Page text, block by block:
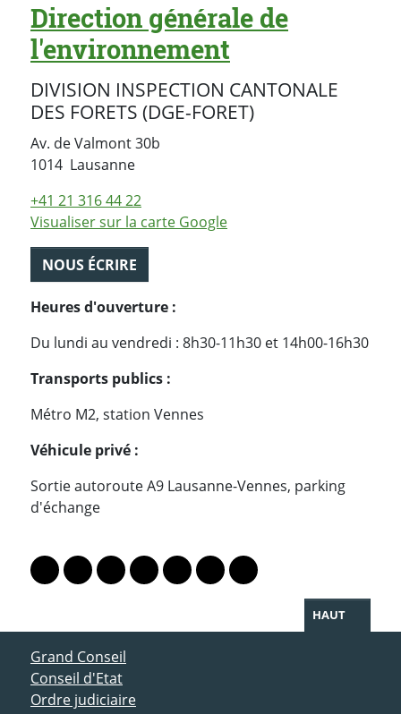
Direction générale de
l'environnement
DIVISION INSPECTION CANTONALE
DES FORETS (DGE-FORET)
Av. de Valmont 30b
1014 LausanneSuisse
+41 21 316 44 22
Visualiser sur la carte Google
NOUS ÉCRIRE
Heures d'ouverture :
Du lundi au vendredi : 8h30-11h30 et 14h00-16h30
Transports publics :
Métro M2, station Vennes
Véhicule privé :
Sortie autoroute A9 Lausanne-Vennes, parking
d'échange
Lien vers le profil Mastodon
Lien vers le profil Bluesky
Lien vers le profil Instagram
Lien vers le profil Linkedin
Lien vers le profil Facebook
Lien vers le profil Twitter
Partager par WhatsApp
HAUT
ACCÈS DIRECT
Grand Conseil
Conseil d'Etat
Ordre judiciaire